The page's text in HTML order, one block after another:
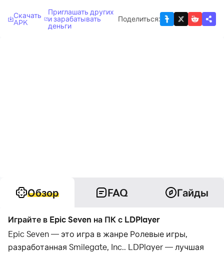
Скачать
APK
Приглашать других
и зарабатывать
деньги
Поделиться:
Обзор FAQ Гайды
Играйте в Epic Seven на ПК с LDPlayer
Epic Seven — это игра в жанре Ролевые игры,
разработанная Smilegate, Inc.. LDPlayer — лучшая